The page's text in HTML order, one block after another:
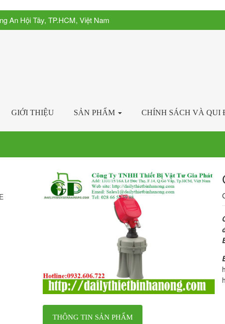
An Hội Tây, TP.HCM, Việt Nam
GIỚI THIỆU SẢN PHẨM CHÍNH SÁCH VÀ QUI
THÔNG TIN SẢN PHẨM